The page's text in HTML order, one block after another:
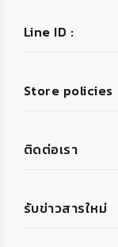
Line ID :
Store policies
ติดต่อเรา
รับข่าวสารใหม่